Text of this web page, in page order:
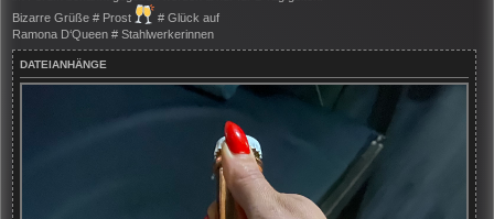
Bizarre Grüße # Prost
# Glück auf
Ramona D‘Queen # Stahlwerkerinnen
DATEIANHÄNGE